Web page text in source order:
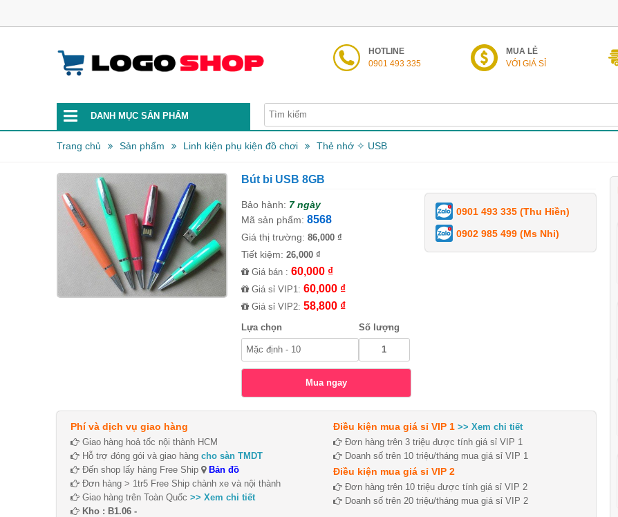
HOTLINE
0901 493 335
MUA LẺ
VỚI GIÁ SỈ
DANH MỤC SẢN PHẨM
Trang chủ Sản phẩm Linh kiện phụ kiện đồ chơi Thẻ nhớ ✧ USB
Bút bi USB 8GB
Bảo hành: 7 ngày
Mã sản phẩm: 8568
Giá thị trường: 86,000 ₫
Tiết kiệm: 26,000 ₫
Giá bán : 60,000 ₫
Giá sỉ VIP1: 60,000 ₫
Giá sỉ VIP2: 58,800 ₫
Lựa chọn Số lượng
0901 493 335 (Thu Hiền)
0902 985 499 (Ms Nhi)
Phí và dịch vụ giao hàng
Giao hàng hoả tốc nội thành HCM
Hỗ trợ đóng gói và giao hàng cho sàn TMDT
Đến shop lấy hàng Free Ship
Bản đồ
Đơn hàng > 1tr5 Free Ship chành xe và nội thành
Giao hàng trên Toàn Quốc >> Xem chi tiết
Kho : B1.06 -
Điều kiện mua giá sỉ VIP 1 >> Xem chi tiết
Đơn hàng trên 3 triệu được tính giá sỉ VIP 1
Doanh số trên 10 triệu/tháng mua giá sỉ VIP 1
Điều kiện mua giá sỉ VIP 2
Đơn hàng trên 10 triệu được tính giá sỉ VIP 2
Doanh số trên 20 triệu/tháng mua giá sỉ VIP 2